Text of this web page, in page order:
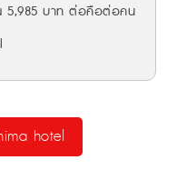
5,985 บาท ต่อคือต่อคน
hotel